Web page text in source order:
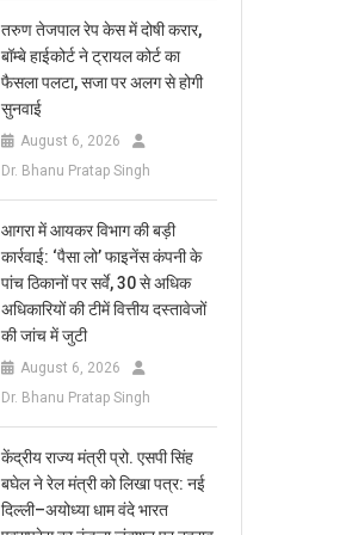
तरुण तेजपाल रेप केस में दोषी करार,
बॉम्बे हाईकोर्ट ने ट्रायल कोर्ट का
फैसला पलटा, सजा पर अलग से होगी
सुनवाई
August 6, 2026
Dr. Bhanu Pratap Singh
आगरा में आयकर विभाग की बड़ी
कार्रवाई: ‘पैसा लो’ फाइनेंस कंपनी के
पांच ठिकानों पर सर्वे, 30 से अधिक
अधिकारियों की टीमें वित्तीय दस्तावेजों
की जांच में जुटी
August 6, 2026
Dr. Bhanu Pratap Singh
केंद्रीय राज्य मंत्री प्रो. एसपी सिंह
बघेल ने रेल मंत्री को लिखा पत्र: नई
दिल्ली–अयोध्या धाम वंदे भारत